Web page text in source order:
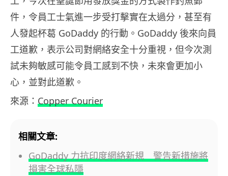
件，令員工士氣進一步受打擊實在太過分，甚至有
人發起杯葛 GoDaddy 的行動。GoDaddy 後來向員
工道歉，表示公司對網絡安全十分重視，但今次測
試未夠敏感可能令員工感到不快，未來會更加小
心，並對此道歉。
來源： Copper Courier
相關文章:
GoDaddy 力抗印度網絡新規 警告新措施將
損害全球私隱